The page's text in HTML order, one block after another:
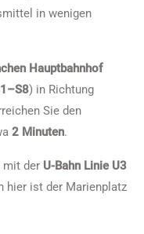
in wenigen
Hauptbahnhof
) in Richtung
Sie den
2 Minuten.
mit der U-Bahn Linie U3
hier ist der Marienplatz